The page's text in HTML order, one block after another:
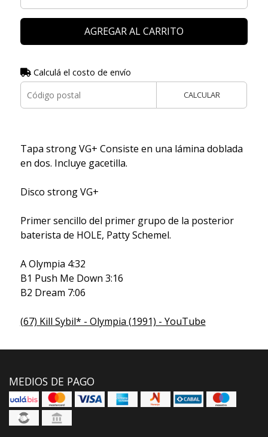
AGREGAR AL CARRITO
Calculá el costo de envío
CALCULAR
Tapa strong VG+ Consiste en una lámina doblada
en dos. Incluye gacetilla.
Disco strong VG+
Primer sencillo del primer grupo de la posterior
baterista de HOLE, Patty Schemel.
A Olympia 4:32
B1 Push Me Down 3:16
B2 Dream 7:06
(67) Kill Sybil* - Olympia (1991) - YouTube
MEDIOS DE PAGO